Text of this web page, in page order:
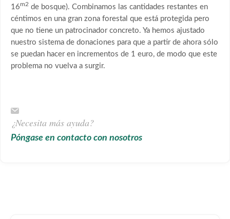
16m2 de bosque). Combinamos las cantidades restantes en
céntimos en una gran zona forestal que está protegida pero
que no tiene un patrocinador concreto. Ya hemos ajustado
nuestro sistema de donaciones para que a partir de ahora sólo
se puedan hacer en incrementos de 1 euro, de modo que este
problema no vuelva a surgir.
¿Necesita más ayuda?
Póngase en contacto con nosotros